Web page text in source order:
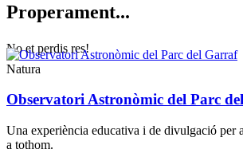
Properament...
No et perdis res!
Natura
Observatori Astronòmic del Parc
Una experiència educativa i de divulgació per
a tothom.